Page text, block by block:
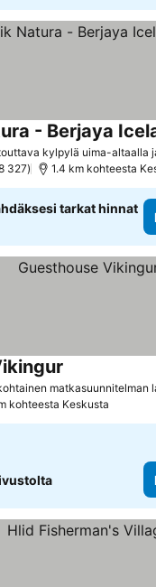
kylpylä uima-altaalla
- Berjaya
327 1.4 km kohteesta
tarkat hinnat
matkasuunnitelman
kohteesta Keskusta